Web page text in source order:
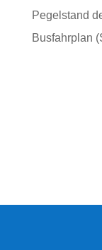
Pegelstand
Busfahrplan